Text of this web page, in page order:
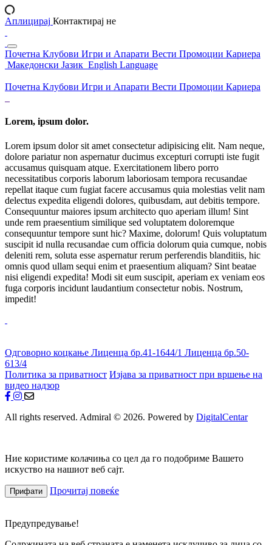
Аплицирај Контактирај не
Почетна Клубови Игри и Апарати Вести Промоции Кариера
Македонски Јазик English Language
Почетна Клубови Игри и Апарати Вести Промоции Кариера
Lorem, ipsum dolor.
Lorem ipsum dolor sit amet consectetur adipisicing elit. Nam neque,
dolore pariatur non aspernatur ducimus excepturi corrupti iste fugit
accusamus quisquam atque. Exercitationem libero porro
necessitatibus corporis laborum laboriosam tempora recusandae
repellat itaque cum fugiat facere accusamus quia molestias velit nam
delectus expedita eligendi dolores, quibusdam, aut debitis tempore.
Consequuntur maiores ipsum architecto quo aperiam illum! Sint
unde rem praesentium similique sed voluptatem doloremque
consequuntur tempore sunt hic? Maxime, dolorum! Quis voluptatum
suscipit id nulla recusandae cum officia dolorum quia cumque, nobis
deleniti rem, soluta esse aspernatur rerum perferendis blanditiis, hic
omnis quod ullam sequi enim et praesentium aliquam? Sint beatae
nisi eligendi expedita! Modi sit eum suscipit, aperiam ex veniam eos
fuga corporis incidunt laudantium consectetur nobis. Nostrum,
impedit!
Одговорно коцкање Лиценца бр.41-1644/1 Лиценца бр.50-
613/4
Политика за приватност Изјава за приватност при вршење на
видео надзор
All rights reserved. Admiral © 2026. Powered by DigitalCentar
Ние користиме колачиња со цел да го подобриме Вашето
искуство на нашиот веб сајт.
Прифати Прочитај повеќе
Предупредување!